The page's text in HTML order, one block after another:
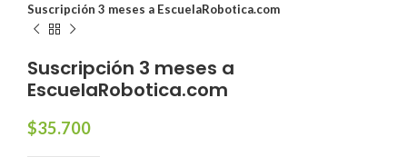
Suscripción 3 meses a EscuelaRobotica.com
Suscripción 3 meses a
EscuelaRobotica.com
$35.700